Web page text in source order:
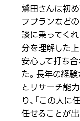
鷲田さんは初
フプランなど
談に乗ってく
分を理解した
安心して打ち
た。長年の経
とリサーチ能
り、「この人に
任せることが出